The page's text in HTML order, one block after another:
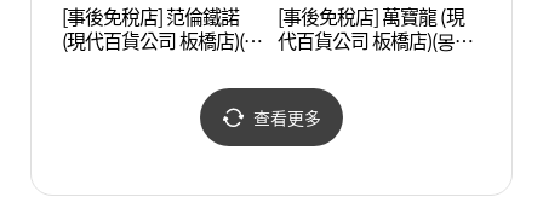
[事後免稅店] 范倫鐵諾
(現代百貨公司 板橋店)(발
[事後免稅店] 萬寶龍 (現
代百貨公司 板橋店)(몽블
查看更多